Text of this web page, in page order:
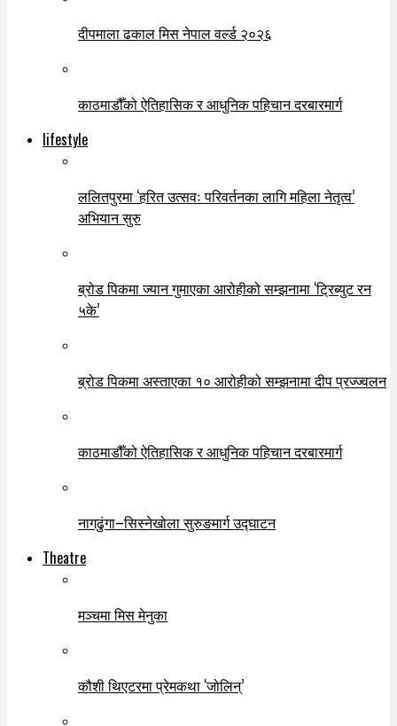
दीपमाला ढकाल मिस नेपाल वर्ल्ड २०२६
काठमाडौँको ऐतिहासिक र आधुनिक पहिचान दरबारमार्ग
lifestyle
ललितपुरमा ‘हरित उत्सवः परिवर्तनका लागि महिला नेतृत्व’
अभियान सुरु
ब्रोड पिकमा ज्यान गुमाएका आरोहीको सम्झनामा ‘ट्रिब्युट रन
५के’
ब्रोड पिकमा अस्ताएका १० आरोहीको सम्झनामा दीप प्रज्ज्वलन
काठमाडौँको ऐतिहासिक र आधुनिक पहिचान दरबारमार्ग
नागढुंगा–सिस्नेखोला सुरुङमार्ग उद्घाटन
Theatre
मञ्चमा मिस मेनुका
कौशी थिएटरमा प्रेमकथा ‘जोलिन्’